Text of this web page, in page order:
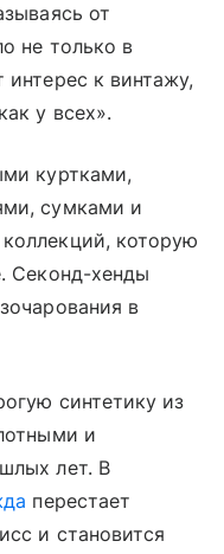
от
не только в
к винтажу,
у всех».
куртками,
сумками и
которую
Секонд-хенды
в
синтетику из
и
лет. В
перестает
и становится